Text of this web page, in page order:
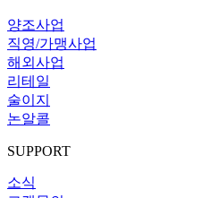
양조사업
직영/가맹사업
해외사업
리테일
술이지
논알콜
SUPPORT
소식